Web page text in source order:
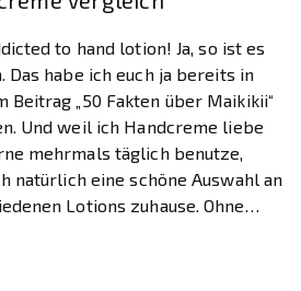
to hand lotion! Ja, so ist es
Das habe ich euch ja bereits in
Beitrag „50 Fakten über Maikikii“
Und weil ich Handcreme liebe
mehrmals täglich benutze,
natürlich eine schöne Auswahl an
Lotions zuhause. Ohne